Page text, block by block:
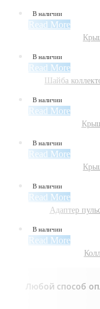
В наличии
Read More
В наличии
Read More
Шайба
В наличии
Read More
В наличии
Read More
В наличии
Read More
Адаптер
В наличии
Read More
Любой способ